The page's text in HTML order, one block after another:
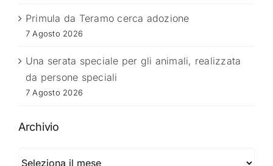
Primula da Teramo cerca adozione
7 Agosto 2026
Una serata speciale per gli animali, realizzata
da persone speciali
7 Agosto 2026
Archivio